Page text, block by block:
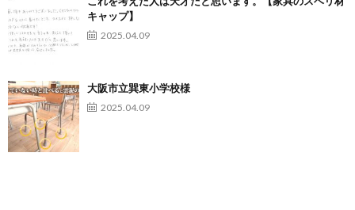
キャップ】
2025.04.09
大阪市立巽東小学校様
2025.04.09